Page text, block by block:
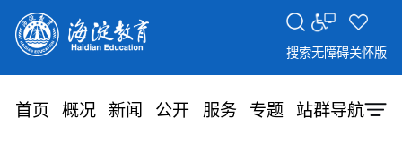
搜索无障碍关怀版
首页 概况 新闻 公开 服务 专题 站群导航